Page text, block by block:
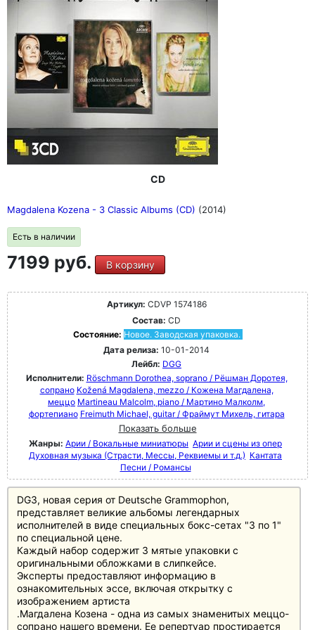
CD
Magdalena Kozena - 3 Classic Albums (CD) (2014)
Есть в наличии
7199 руб. В корзину
Артикул: CDVP 1574186
Состав: CD
Состояние: Новое. Заводская упаковка.
Дата релиза: 10-01-2014
Лейбл: DGG
Исполнители: Röschmann Dorothea, soprano / Рёшман Доротея,
сопрано Kožená Magdalena, mezzo / Кожена Магдалена,
меццо Martineau Malcolm, piano / Мартино Малколм,
фортепиано Freimuth Michael, guitar / Фраймут Михель, гитара
Показать больше
Жанры: Арии / Вокальные миниатюры Арии и сцены из опер
Духовная музыка (Страсти, Мессы, Реквиемы и т.д.) Кантата
Песни / Романсы
DG3, новая серия от Deutsche Grammophon,
представляет великие альбомы легендарных
исполнителей в виде специальных бокс-сетах "3 по 1"
по специальной цене.
Каждый набор содержит 3 мятые упаковки с
оригинальными обложками в слипкейсе.
Эксперты предоставляют информацию в
ознакомительных эссе, включая открытку с
изображением артиста
.Магдалена Козена - одна из самых знаменитых меццо-
сопрано нашего времени. Ее репертуар простирается